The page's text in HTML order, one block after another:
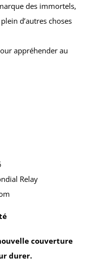
des immortels,
d’autres choses
appréhender au
Relay
couverture
durer.